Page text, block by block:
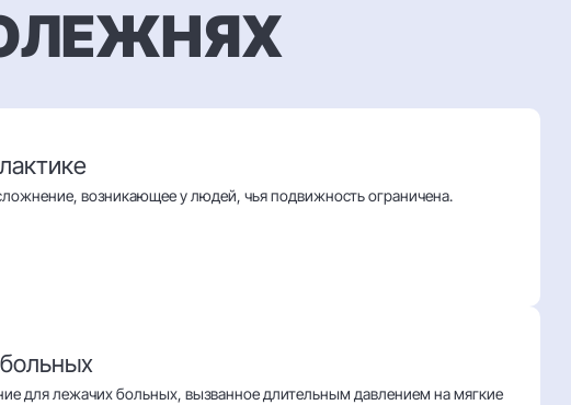
возникающее у людей, чья подвижность ограничена.
для лежачих больных, вызванное длительным давлением на мягкие